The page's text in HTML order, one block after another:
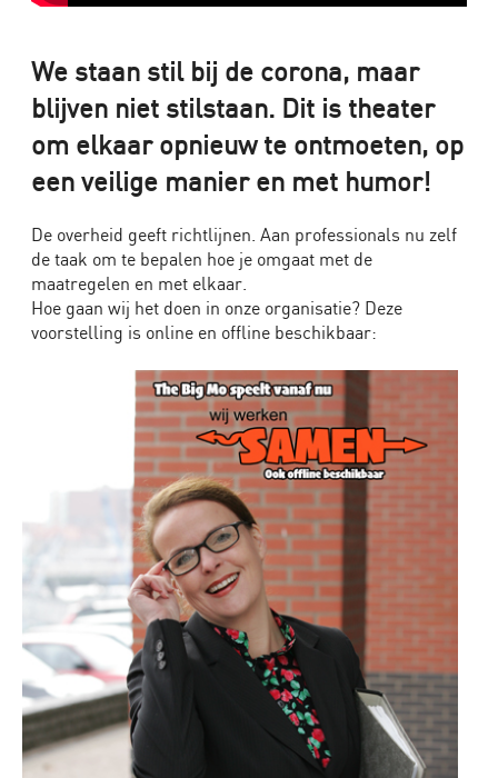
We staan stil bij de corona, maar
blijven niet stilstaan. Dit is theater
om elkaar opnieuw te ontmoeten, op
een veilige manier en met humor!
De overheid geeft richtlijnen. Aan professionals nu zelf
de taak om te bepalen hoe je omgaat met de
maatregelen en met elkaar.
Hoe gaan wij het doen in onze organisatie? Deze
voorstelling is online en offline beschikbaar:
Veilige
Banen!
De
interactieve
theatervoorstelling
veiligheid
op
de
werkvloer
financiële
sector
Samen
Werken
-
theater